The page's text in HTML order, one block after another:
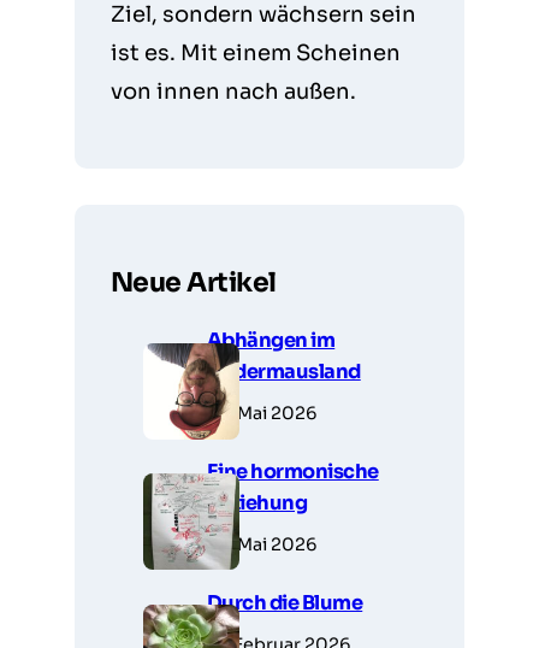
Ziel, sondern wächsern sein
ist es. Mit einem Scheinen
von innen nach außen.
Neue Artikel
Abhängen im
Fledermausland
28. Mai 2026
Eine hormonische
Beziehung
23. Mai 2026
Durch die Blume